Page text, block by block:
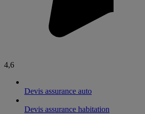
4,6
Devis assurance auto
Devis assurance habitation